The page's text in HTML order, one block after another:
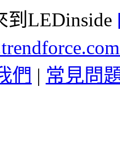
到LEDinside
們 | 常見問